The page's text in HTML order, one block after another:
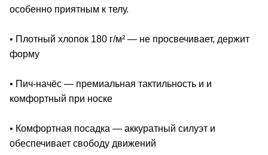
особенно приятным к телу.
• Плотный хлопок 180 г/м² — не просвечивает, держит
форму
• Пич-начёс — премиальная тактильность и и
комфортный при носке
• Комфортная посадка — аккуратный силуэт и
обеспечивает свободу движений